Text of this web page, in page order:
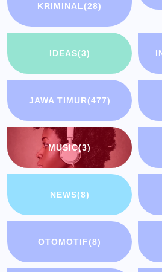
KRIMINAL(28)
IDEAS(3)
JAWA TIMUR(477)
MUSIC(3)
NEWS(8)
OTOMOTIF(8)